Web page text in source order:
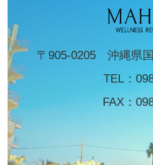
〒905-0205 沖縄県
TEL：
FAX：